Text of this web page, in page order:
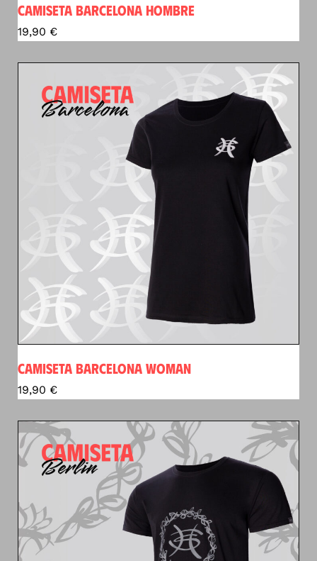
CAMISETA BARCELONA HOMBRE
19,90 €
CAMISETA BARCELONA WOMAN
19,90 €